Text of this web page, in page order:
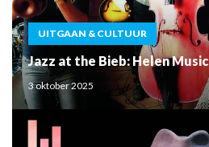
UITGAAN & CULTUUR
Jazz at the Bieb: Helen Music
3 oktober 2025